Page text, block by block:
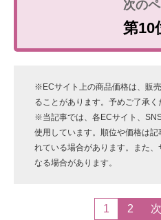
第10
※ECサイト上の商品価格は、販
ることがあります。予めご了承く
※当記事では、各ECサイト、
使用しています。順位や価格は
れている場合があります。また
なる場合があります。
1 2